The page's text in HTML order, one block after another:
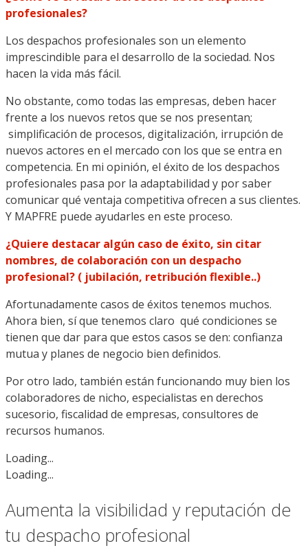
profesionales?
Los despachos profesionales son un elemento
imprescindible para el desarrollo de la sociedad. Nos
hacen la vida más fácil.
No obstante, como todas las empresas, deben hacer
frente a los nuevos retos que se nos presentan;
simplificación de procesos, digitalización, irrupción de
nuevos actores en el mercado con los que se entra en
competencia. En mi opinión, el éxito de los despachos
profesionales pasa por la adaptabilidad y por saber
comunicar qué ventaja competitiva ofrecen a sus clientes.
Y MAPFRE puede ayudarles en este proceso.
¿Quiere destacar algún caso de éxito, sin citar
nombres, de colaboración con un despacho
profesional? ( jubilación, retribución flexible..)
Afortunadamente casos de éxitos tenemos muchos.
Ahora bien, sí que tenemos claro qué condiciones se
tienen que dar para que estos casos se den: confianza
mutua y planes de negocio bien definidos.
Por otro lado, también están funcionando muy bien los
colaboradores de nicho, especialistas en derechos
sucesorio, fiscalidad de empresas, consultores de
recursos humanos.
Loading...
Loading...
Aumenta la visibilidad y reputación de
tu despacho profesional